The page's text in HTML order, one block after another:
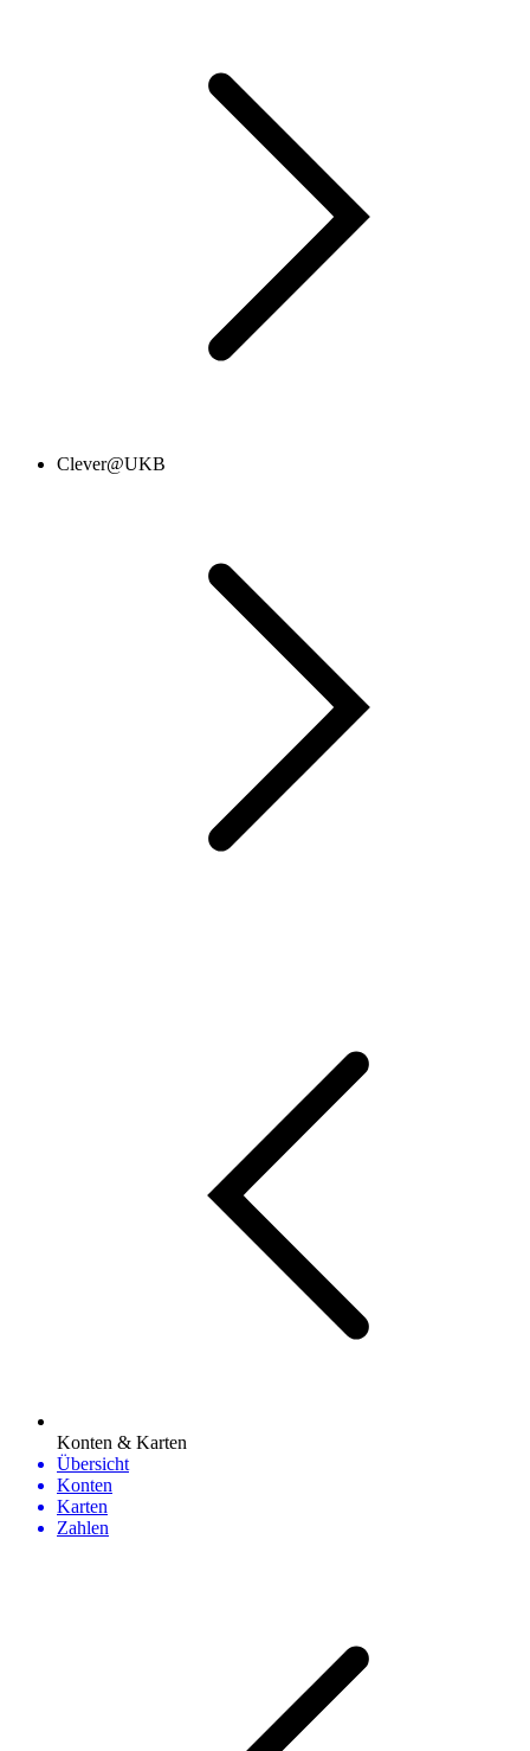
Clever@UKB
Konten & Karten
Übersicht
Konten
Karten
Zahlen